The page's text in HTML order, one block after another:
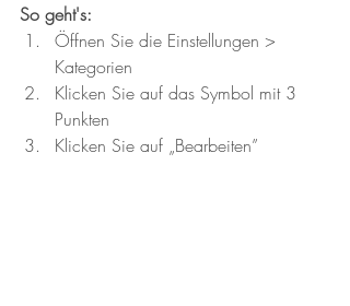
So geht's:
Öffnen Sie die Einstellungen >
Kategorien
Klicken Sie auf das Symbol mit 3
Punkten
Klicken Sie auf „Bearbeiten”